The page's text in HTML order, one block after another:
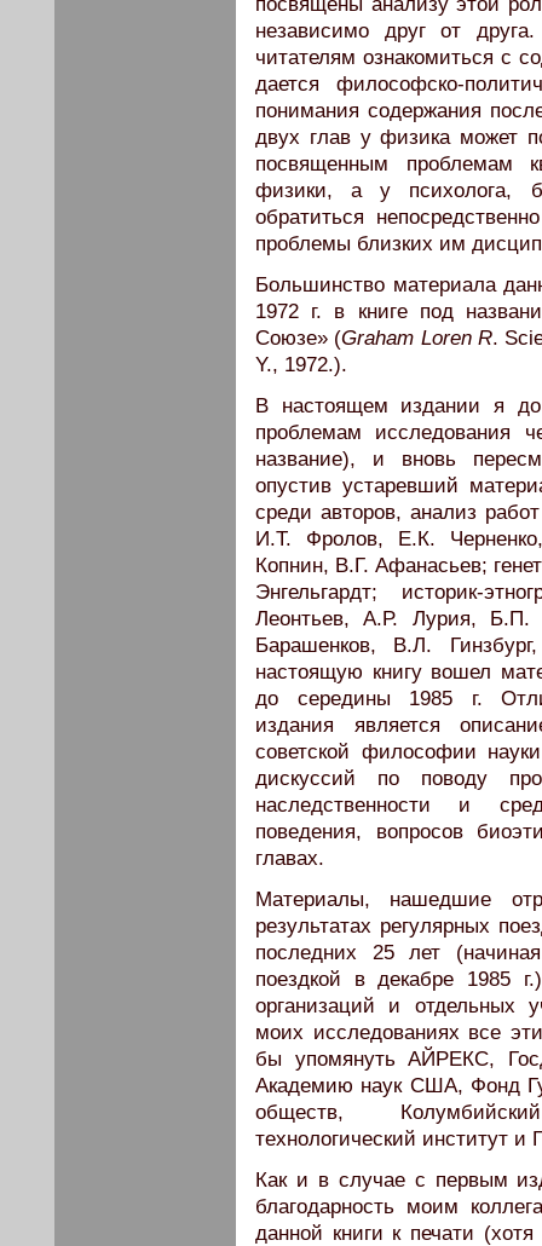
независимо друг от
читателям ознакомиться с
дается философско-
понимания содержания
двух глав у физика может
посвященным проблемам
физики, а у психолога,
обратиться
проблемы близких им
Большинство материала
1972 г. в книге под
Союзе» (Graham Loren R.
Y., 1972.).
В настоящем издании я
проблемам исследования
название), и вновь
опустив устаревший
среди авторов, анализ
И.Т. Фролов, Е.К.
Копнин, В.Г. Афанасьев;
Энгельгардт; историк-
Леонтьев, А.Р. Лурия,
Барашенков, В.Л.
настоящую книгу вошел
до середины 1985 г.
издания является
советской философии
дискуссий по поводу
наследственности и
поведения, вопросов
главах.
Материалы, нашедшие
результатах регулярных
последних 25 лет
поездкой в декабре 1985
организаций и отдельных
моих исследованиях все
бы упомянуть АЙРЕКС,
Академию наук США, Фонд
обществ,
технологический институт и
Как и в случае с первым
благодарность моим
данной книги к печати